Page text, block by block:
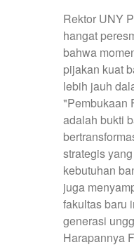
Rektor UNY
hangat
bahwa
pijakan kuat
lebih jauh
"Pembukaan
adalah bukti
strategis
kebutuhan
juga
fakultas baru
generasi
Harapannya